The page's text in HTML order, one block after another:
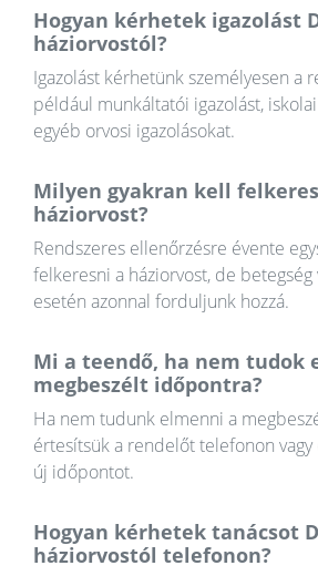
Hogyan kérhetek igazolást
háziorvostól?
Igazolást kérhetünk személyesen a
például munkáltatói igazolást, iskolai
egyéb orvosi igazolásokat.
Milyen gyakran kell
háziorvost?
Rendszeres ellenőrzésre évente
felkeresni a háziorvost, de betegség
esetén azonnal forduljunk hozzá.
Mi a teendő, ha nem tudok
megbeszélt időpontra?
Ha nem tudunk elmenni a
értesítsük a rendelőt telefonon
új időpontot.
Hogyan kérhetek tanácsot
háziorvostól telefonon?